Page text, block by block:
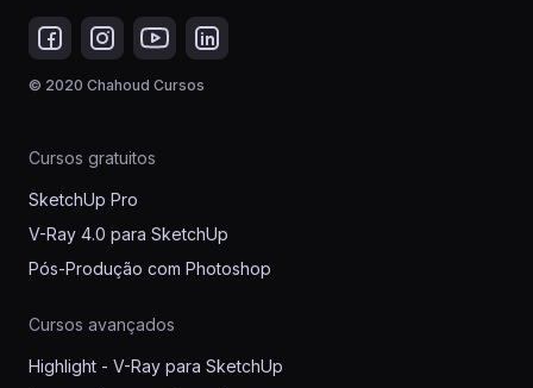
© 2020 Chahoud Cursos
Cursos gratuitos
SketchUp Pro
V-Ray 4.0 para SketchUp
Pós-Produção com Photoshop
Cursos avançados
Highlight - V-Ray para SketchUp